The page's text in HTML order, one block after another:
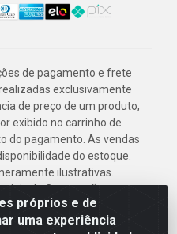
próprios e de
uma experiência
de pagamento e frete
exclusivamente
de preço de um produto,
exibido no carrinho de
do pagamento. As vendas
do estoque.
ilustrativas.
de Construção em
2691 - Guabiraba,
630 - CNPJ